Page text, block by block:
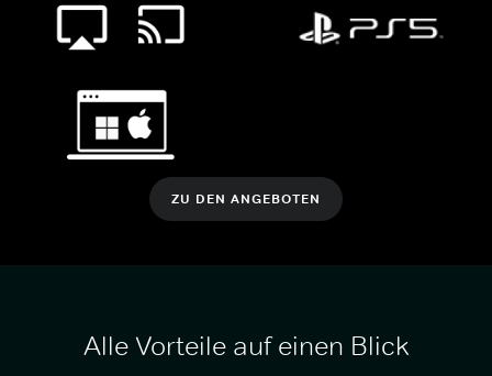
ZU DEN ANGEBOTEN
Alle Vorteile auf einen Blick